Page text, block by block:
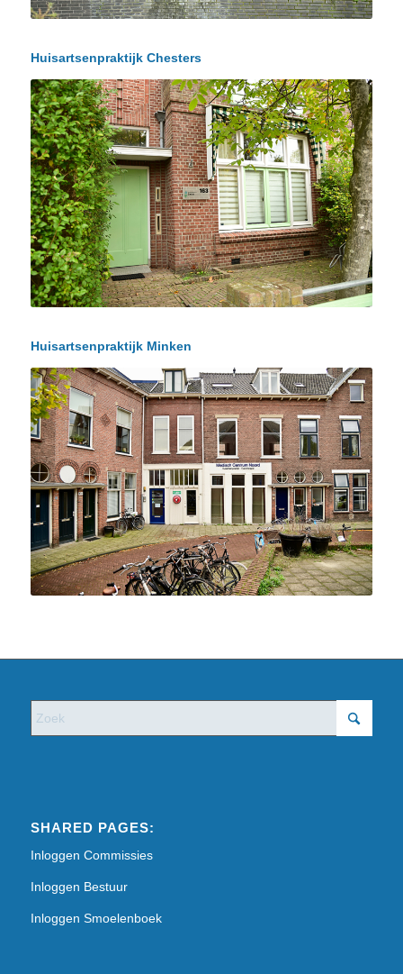
Huisartsenpraktijk Chesters
Huisartsenpraktijk Minken
SHARED PAGES:
Inloggen Commissies
Inloggen Bestuur
Inloggen Smoelenboek